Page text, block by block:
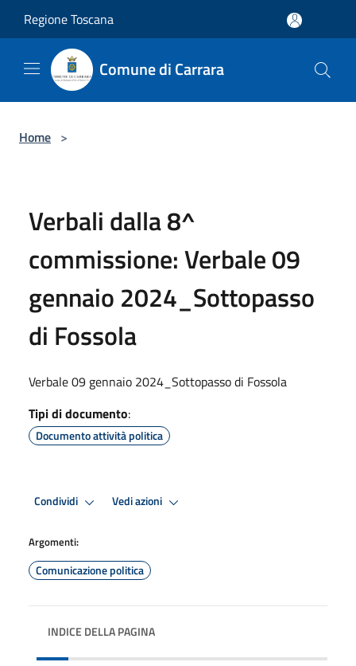
Regione Toscana
Comune di Carrara
Home >
Verbali dalla 8^
commissione: Verbale 09
gennaio 2024_Sottopasso
di Fossola
Verbale 09 gennaio 2024_Sottopasso di Fossola
Tipi di documento:
Documento attività politica
Condividi Vedi azioni
Argomenti:
Comunicazione politica
INDICE DELLA PAGINA